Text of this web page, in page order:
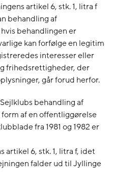
artikel 6, stk. 1, litra f
behandling af
behandlingen er
kan forfølge en legitim
interesser eller
frihedsrettigheder, der
går forud herfor.
behandling af
af en offentliggørelse
fra 1981 og 1982 er
6, stk. 1, litra f, idet
falder ud til Jyllinge